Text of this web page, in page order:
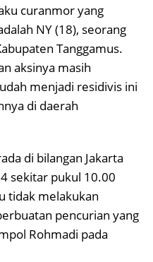
curanmor yang
NY (18), seorang
Tanggamus.
aksinya masih
menjadi residivis ini
di daerah
di bilangan Jakarta
sekitar pukul 10.00
tidak melakukan
pencurian yang
Rohmadi pada